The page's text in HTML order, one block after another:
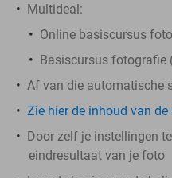
Multideal:
Online basiscursus
Basiscursus fotografie
Af van die automatische
Zie hier de inhoud van
Door zelf je instellingen
eindresultaat van je foto